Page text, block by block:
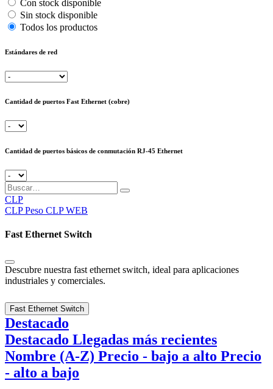
Con stock disponible
Sin stock disponible
Todos los productos
Estándares de red
Cantidad de puertos Fast Ethernet (cobre)
Cantidad de puertos básicos de conmutación RJ-45 Ethernet
CLP
CLP Peso CLP WEB
Fast Ethernet Switch
Descubre nuestra fast ethernet switch, ideal para aplicaciones
industriales y comerciales.
Fast Ethernet Switch
Destacado
Destacado Llegadas más recientes
Nombre (A-Z) Precio - bajo a alto Precio
- alto a bajo